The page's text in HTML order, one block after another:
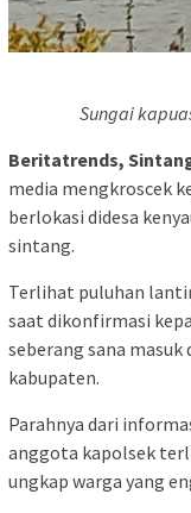
Sungai
Beritatrends,
media mengkroscek
berlokasi didesa
sintang.
Terlihat puluhan
saat dikonfirmasi
seberang sana masuk
kabupaten.
Parahnya dari
anggota kapolsek
ungkap warga yang